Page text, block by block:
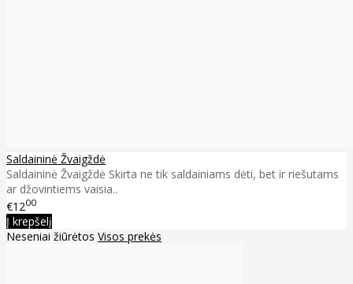
Saldaininė Žvaigždė
Saldaininė Žvaigždė Skirta ne tik saldainiams dėti, bet ir riešutams
ar džovintiems vaisia..
€1200
Į krepšelį
Neseniai žiūrėtos Visos prekės